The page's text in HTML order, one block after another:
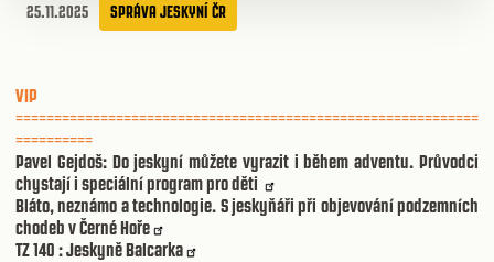
25.11.2025 SPRÁVA JESKYNÍ ČR
VIP
============================================================
==========
Pavel Gejdoš: Do jeskyní můžete vyrazit i během adventu. Průvodci
chystají i speciální program pro děti
Bláto, neznámo a technologie. S jeskyňáři při objevování podzemních
chodeb v Černé Hoře
TZ 140 : Jeskyně Balcarka